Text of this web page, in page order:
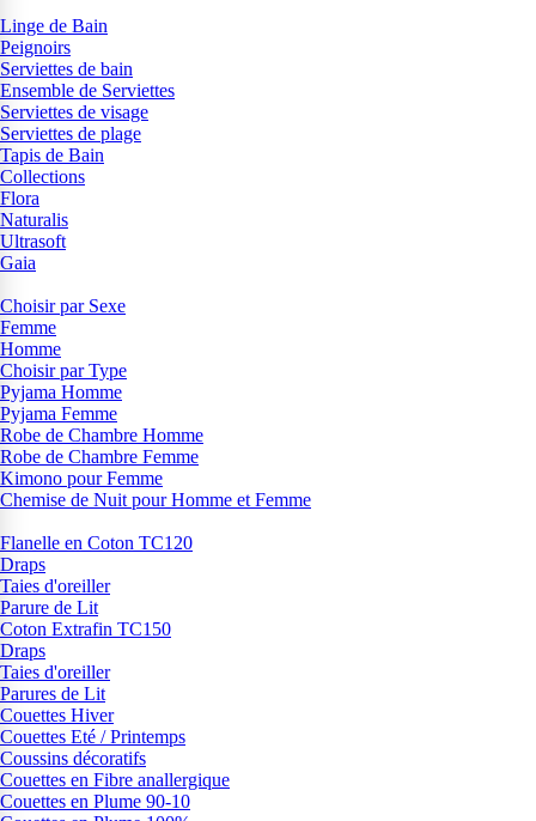
Linge de Bain
Peignoirs
Serviettes de bain
Ensemble de Serviettes
Serviettes de visage
Serviettes de plage
Tapis de Bain
Collections
Flora
Naturalis
Ultrasoft
Gaia
Choisir par Sexe
Femme
Homme
Choisir par Type
Pyjama Homme
Pyjama Femme
Robe de Chambre Homme
Robe de Chambre Femme
Kimono pour Femme
Chemise de Nuit pour Homme et Femme
Flanelle en Coton TC120
Draps
Taies d'oreiller
Parure de Lit
Coton Extrafin TC150
Draps
Taies d'oreiller
Parures de Lit
Couettes Hiver
Couettes Eté / Printemps
Coussins décoratifs
Couettes en Fibre anallergique
Couettes en Plume 90-10